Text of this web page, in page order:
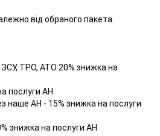
від обраного пакета.
ТРО, АТО 20% знижка на
послуги АН
наше АН - 15% знижка на послуги
знижка на послуги АН